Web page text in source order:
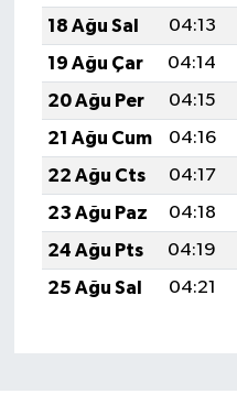
18 Ağu Sal
04:13
19 Ağu Çar
04:14
20 Ağu Per
04:15
21 Ağu Cum
04:16
22 Ağu Cts
04:17
23 Ağu Paz
04:18
24 Ağu Pts
04:19
25 Ağu Sal
04:21